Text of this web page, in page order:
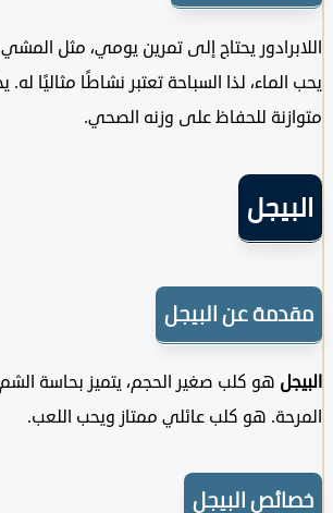
يحتاج إلى تمرين يومي، مثل المشي
لذا السباحة تعتبر نشاطًا مثاليًا له. يحتاج
للحفاظ على وزنه الصحي.
عن البيجل
هو كلب صغير الحجم، يتميز بحاسة الشم
هو كلب عائلي ممتاز ويحب اللعب.
البيجل